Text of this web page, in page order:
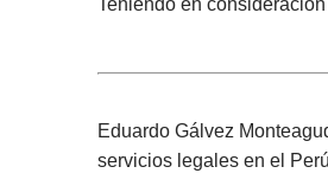
Teniendo en
Eduardo Gálvez
servicios legales en el